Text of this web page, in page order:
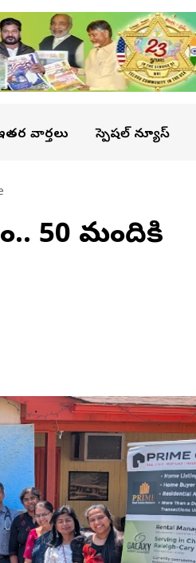
వార్తలు స్పెషల్ న్యూస్
50 మందికి